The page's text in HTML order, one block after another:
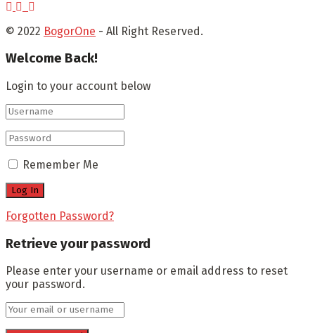
© 2022 BogorOne - All Right Reserved.
Welcome Back!
Login to your account below
Remember Me
Forgotten Password?
Retrieve your password
Please enter your username or email address to reset
your password.